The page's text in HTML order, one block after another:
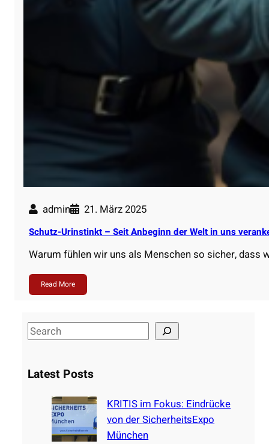
admin 21. März 2025
Schutz-Urinstinkt – Seit Anbeginn der Welt in uns
Warum fühlen wir uns als Menschen so sicher, dass
Read More
S
e
r
Latest Posts
KRITIS im Fokus: Eindrücke
von der SicherheitsExpo
München